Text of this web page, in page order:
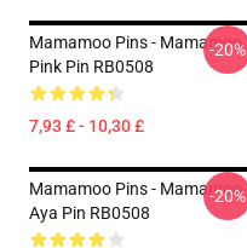
Mamamoo Pins - Mamamoo
Pink Pin RB0508
7,93 £ - 10,30 £
-20%
Mamamoo Pins - Mamamoo
Aya Pin RB0508
-20%